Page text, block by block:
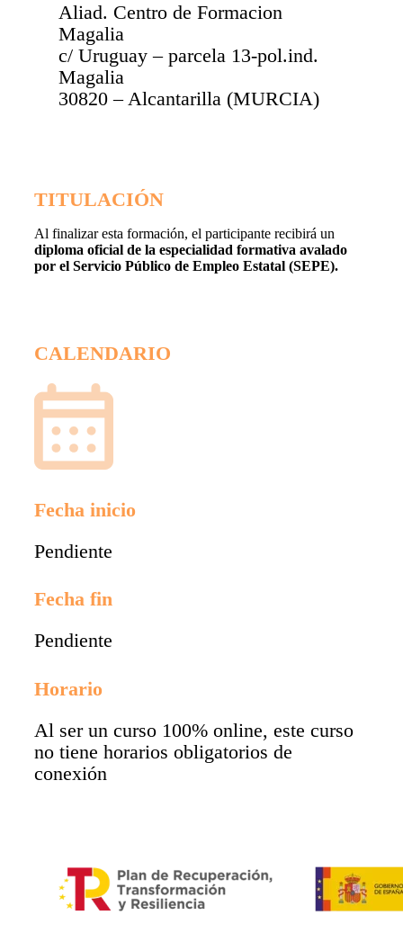
Aliad. Centro de Formacion
Magalia
c/ Uruguay – parcela 13-pol.ind.
Magalia
30820 – Alcantarilla (MURCIA)
TITULACIÓN
Al finalizar esta formación, el participante recibirá un
diploma oficial de la especialidad formativa avalado
por el Servicio Público de Empleo Estatal (SEPE).
CALENDARIO
Fecha inicio
Pendiente
Fecha fin
Pendiente
Horario
Al ser un curso 100% online, este curso
no tiene horarios obligatorios de
conexión